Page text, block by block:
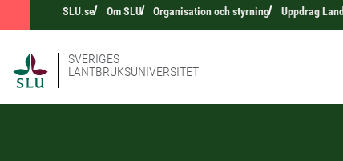
SLU.se Om SLU Organisation och styrning Uppdrag
SVERIGES
LANTBRUKSUNIVERSITET